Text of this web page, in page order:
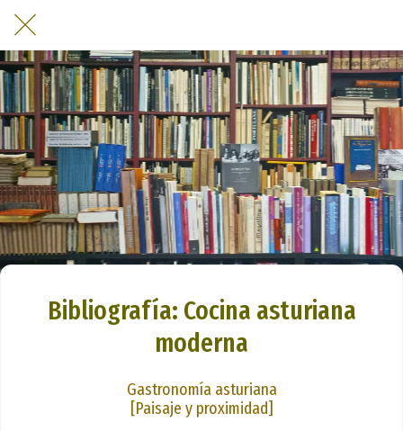
Bibliografía: Cocina asturiana
moderna
Gastronomía asturiana
[Paisaje y proximidad]